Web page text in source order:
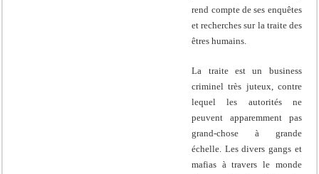
rend compte de ses enquêtes
et recherches sur la traite des
êtres humains.
La traite est un business
criminel très juteux, contre
lequel les autorités ne
peuvent apparemment pas
grand-chose à grande
échelle. Les divers gangs et
mafias à travers le monde